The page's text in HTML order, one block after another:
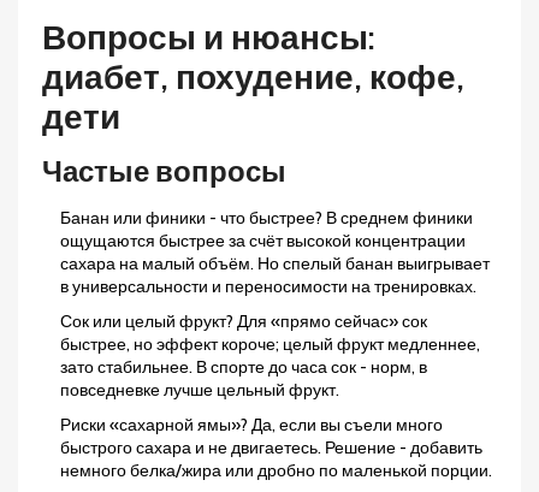
Вопросы и нюансы:
диабет, похудение, кофе,
дети
Частые вопросы
Банан или финики - что быстрее? В среднем финики
ощущаются быстрее за счёт высокой концентрации
сахара на малый объём. Но спелый банан выигрывает
в универсальности и переносимости на тренировках.
Сок или целый фрукт? Для «прямо сейчас» сок
быстрее, но эффект короче; целый фрукт медленнее,
зато стабильнее. В спорте до часа сок - норм, в
повседневке лучше цельный фрукт.
Риски «сахарной ямы»? Да, если вы съели много
быстрого сахара и не двигаетесь. Решение - добавить
немного белка/жира или дробно по маленькой порции.